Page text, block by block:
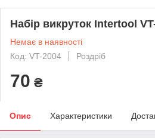
Набір викруток Intertool
Немає в наявності
Код: VT-2004
Роздріб
70 ₴
Опис Характеристики